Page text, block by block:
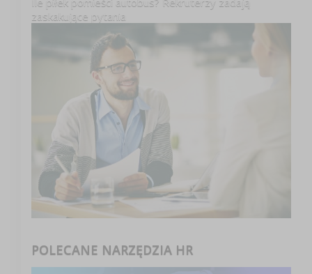
zaskakujące pytania
POLECANE NARZĘDZIA HR